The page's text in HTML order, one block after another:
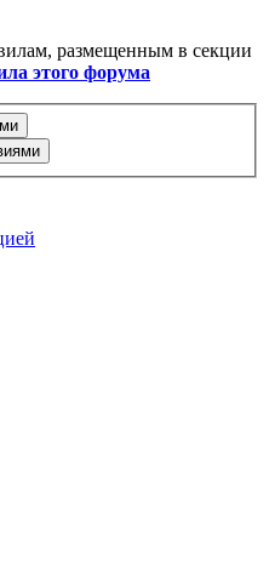
размещенным в секции
этого форума